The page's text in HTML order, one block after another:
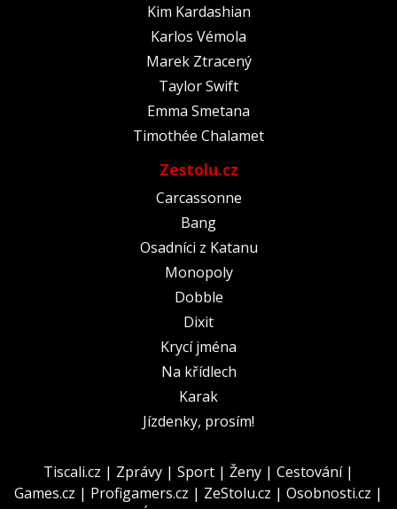
Kim Kardashian
Karlos Vémola
Marek Ztracený
Taylor Swift
Emma Smetana
Timothée Chalamet
Zestolu.cz
Carcassonne
Bang
Osadníci z Katanu
Monopoly
Dobble
Dixit
Krycí jména
Na křídlech
Karak
Jízdenky, prosím!
Tiscali.cz | Zprávy | Sport | Ženy | Cestování|
Games.cz | Profigamers.cz | ZeStolu.cz | Osobnosti.cz |